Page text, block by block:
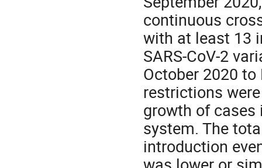
continuous
with at least 13
SARS-CoV-2
October 2020
restrictions
growth of cases
system. The
introduction